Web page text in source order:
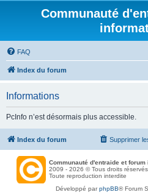
Communauté
FAQ
Index du forum
Informations
PcInfo n’est désormais plus accessible.
Index du forum Supprimer
Communauté d'entraide et forum
2009 - 2026 © Tous droits réservés
Toute reproduction interdite
Développé parphpBB® Forum